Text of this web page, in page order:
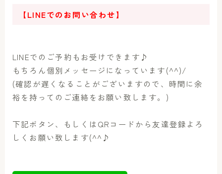
【LINEでのお問い合わせ】
LINEでのご予約もお受けできます♪
もちろん個別メッセージになっています(^^)/
(確認が遅くなることがございますので、時間に余
裕を持ってのご連絡をお願い致します。)
下記ボタン、もしくはQRコードから友達登録よろ
しくお願い致します(^^♪